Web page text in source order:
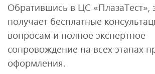
Обратившись в ЦС «ПлазаТест»,
получает бесплатные
вопросам и полное экспертное
сопровождение на всех этапах
оформления.